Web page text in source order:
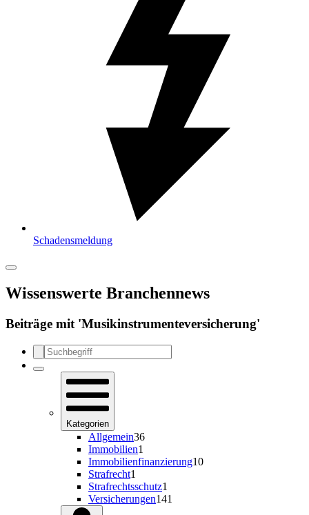
Schadensmeldung
Wissenswerte Branchennews
Beiträge mit 'Musikinstrumenteversicherung'
Kategorien
Allgemein36
Immobilien1
Immobilienfinanzierung10
Strafrecht1
Strafrechtsschutz1
Versicherungen141